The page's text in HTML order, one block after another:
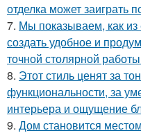
отделка может заиграть
7. Мы показываем, как из
создать удобное и
точной столярной
8. Этот стиль ценят за
функциональности, за
интерьера и ощущение
9. Дом становится